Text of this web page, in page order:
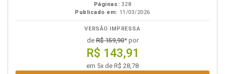
Páginas: 328
Publicado em: 11/03/2026
VERSÃO IMPRESSA
deR$ 159,90* por
R$ 143,91
em 5x de R$ 28,78